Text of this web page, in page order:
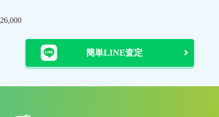
26,000
簡単LINE査定